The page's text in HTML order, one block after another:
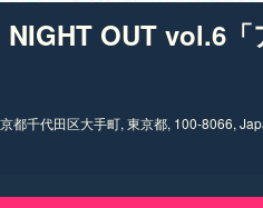
OUT vol.6
都千代田区大手町, 東京都, 100-8066,